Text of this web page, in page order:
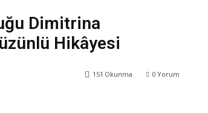
Dimitrina
Hikâyesi
0 Yorum
151 Okunma